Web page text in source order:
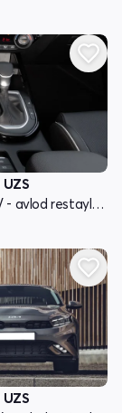
UZS
Kia Cerato IV - avlod restayling
UZS